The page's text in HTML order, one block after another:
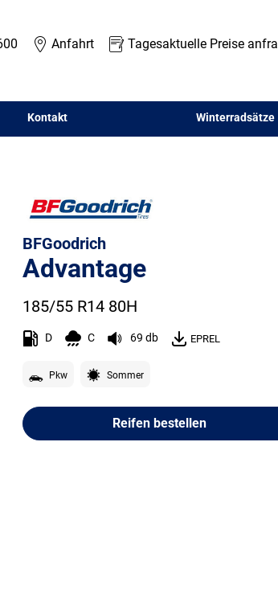
Anfahrt Tagesaktuelle Preise
Kontakt Winterradsätze
BFGoodrich
Advantage
185/55 R14 80H
D C 69 db EPREL
Pkw Sommer
Reifen bestellen